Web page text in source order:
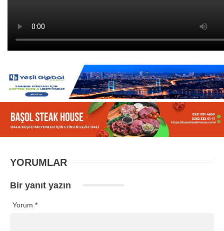
YORUMLAR
Bir yanıt yazın
Yorum *